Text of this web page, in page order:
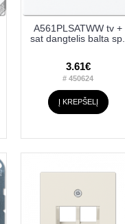
A561PLSATWW tv +
sat dangtelis balta sp.
3.61€
# 450624
Į KREPŠELĮ